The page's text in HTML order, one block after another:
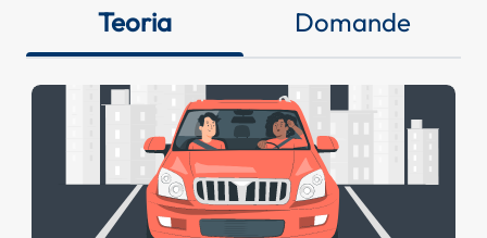
Teoria Domande